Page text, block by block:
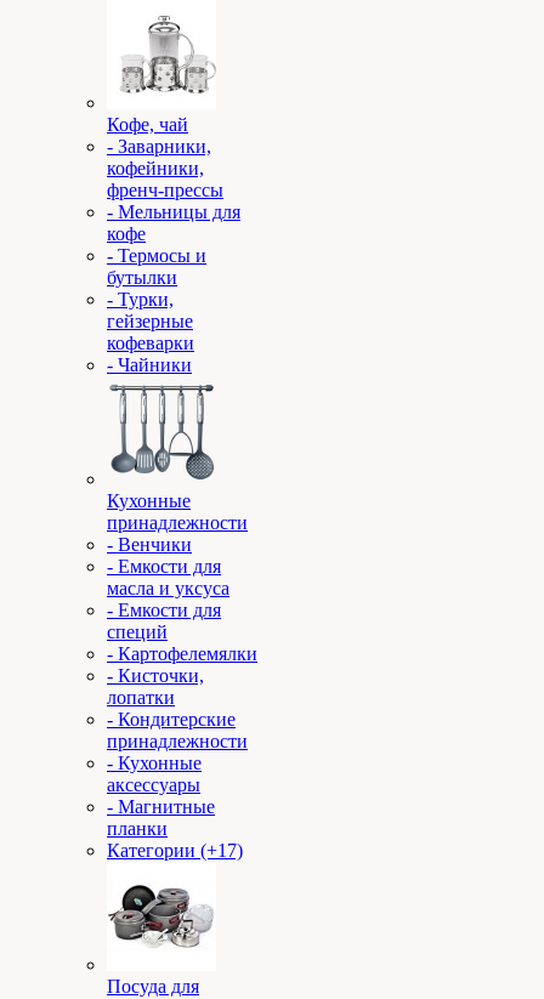
Кофе, чай
- Заварники,
кофейники,
френч-прессы
- Мельницы для
кофе
- Термосы и
бутылки
- Турки,
гейзерные
кофеварки
- Чайники
Кухонные
принадлежности
- Венчики
- Емкости для
масла и уксуса
- Емкости для
специй
- Картофелемялки
- Кисточки,
лопатки
- Кондитерские
принадлежности
- Кухонные
аксессуары
- Магнитные
планки
Категории (+17)
Посуда для